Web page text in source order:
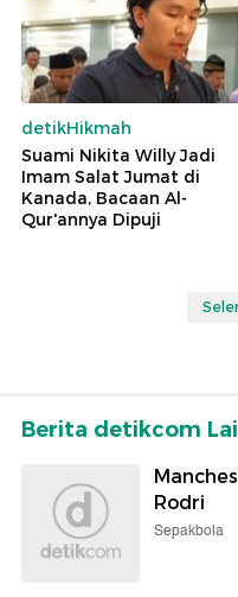
detikHikmah
Suami Nikita Willy Jadi
Imam Salat Jumat di
Kanada, Bacaan Al-
Qur'annya Dipuji
Berita detikcom
Rodri
Sepakbola